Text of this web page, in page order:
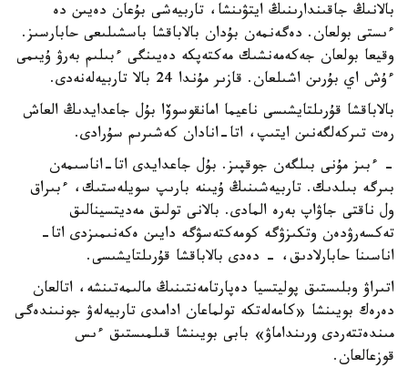
بالانىڭ جاقىندارىنىڭ ايتۋىنشا، تاربيەشى بۇعان دەيىن دە
ءىستى بولعان. دەگەنمەن بۇدان بالاباقشا باسشىلىعى حابارسىز.
وقيعا بولعان جەكەمەنشىك مەكتەپكە دەيىنگى ءبىلىم بەرۋ ۇيىمى
ءۇش اي بۇرىن اشىلعان. قازىر مۇندا 24 بالا تاربيەلەنەدى.
بالاباقشا قۇرىلتايشىسى ناعيما امانقوسوۆا بۇل جاعدايدىڭ العاش
رەت تىركەلگەنىن ايتىپ، اتا-انادان كەشىرىم سۇرادى.
- ءبىز مۇنى بىلگەن جوقپىز. بۇل جاعدايدى اتا-اناسىمەن
بىرگە بىلدىك. تاربيەشىنىڭ ۇيىنە بارىپ سويلەستىك، ءبىراق
ول ناقتى جاۋاپ بەرە المادى. بالانى تولىق مەديتسينالىق
تەكسەرۋدەن وتكىزۋگە كومەكتەسۋگە دايىن ەكەنىمىزدى اتا-
اناسىنا حابارلادىق، - دەدى بالاباقشا قۇرىلتايشىسى.
اتىراۋ وبلىستىق پوليتسيا دەپارتامەنتىنىڭ مالىمەتىنشە، اتالعان
دەرەك بويىنشا «كامەلەتكە تولماعان ادامدى تاربيەلەۋ جونىندەگى
مىندەتتەردى ورىنداماۋ» بابى بويىنشا قىلمىستىق ءىس
قوزعالعان.